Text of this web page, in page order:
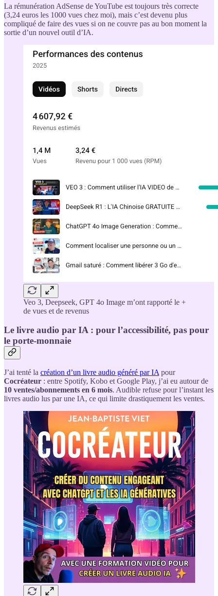
La rémunération AdSense de YouTube est toujours très correcte
(3,24 euros les 1000 vues chez moi), mais c’est devenu plus
compliqué de faire des vues si on ne couvre pas au bon moment la
sortie d’un nouvel outil d’IA.
Veo 3, Deepseek, GPT 4o Image m’ont rapporté le +
de vues et de revenus
Le livre audio par IA : pour l’accessibilité, pas pour
le porte-monnaie
J’ai tenté la création d’un livre audio généré par IA pour
Cocréateur : entre Spotify, Kobo et Google Play, j’ai eu autour de
10 ventes/abonnements en 6 mois. Audible refuse pour l’instant les
livres audio lus par une IA, ce qui limite drastiquement les ventes.